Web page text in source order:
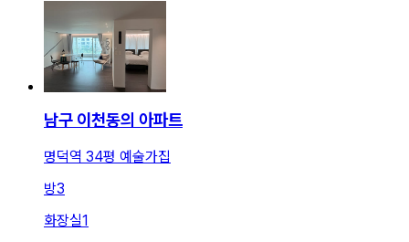
남구 이천동의 아파트
명덕역 34평 예술가집
방3
화장실1